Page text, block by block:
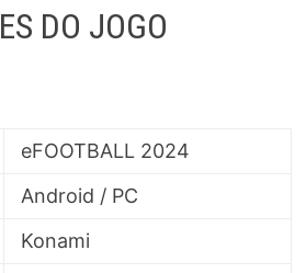
DO JOGO
eFOOTBALL 2024
Android / PC
Konami